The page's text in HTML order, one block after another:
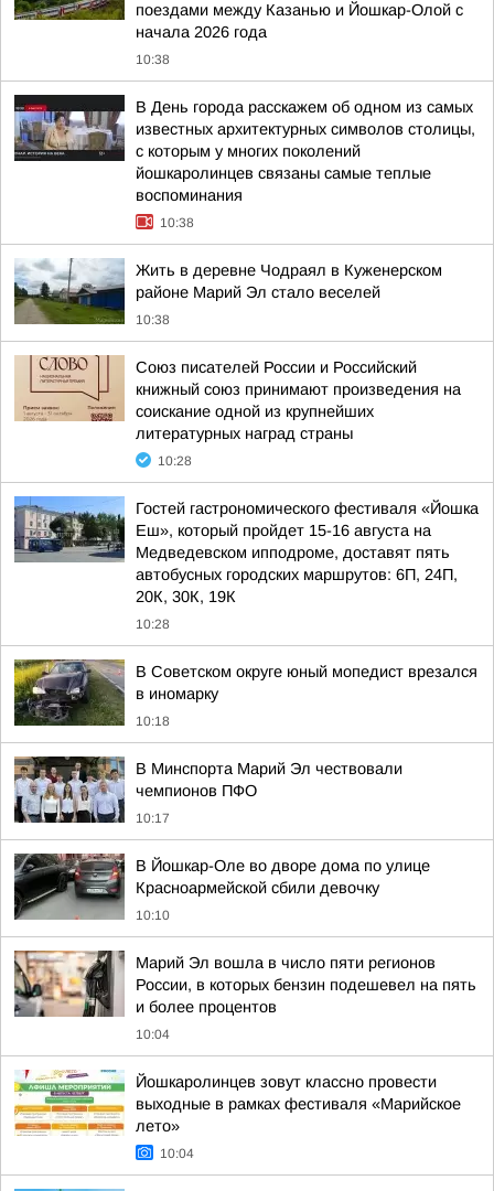
поездами между Казанью и Йошкар-Олой с
начала 2026 года
10:38
В День города расскажем об одном из самых
известных архитектурных символов столицы,
с которым у многих поколений
йошкаролинцев связаны самые теплые
воспоминания
10:38
Жить в деревне Чодраял в Куженерском
районе Марий Эл стало веселей
10:38
Союз писателей России и Российский
книжный союз принимают произведения на
соискание одной из крупнейших
литературных наград страны
10:28
Гостей гастрономического фестиваля «Йошка
Еш», который пройдет 15-16 августа на
Медведевском ипподроме, доставят пять
автобусных городских маршрутов: 6П, 24П,
20К, 30К, 19К
10:28
В Советском округе юный мопедист врезался
в иномарку
10:18
В Минспорта Марий Эл чествовали
чемпионов ПФО
10:17
В Йошкар-Оле во дворе дома по улице
Красноармейской сбили девочку
10:10
Марий Эл вошла в число пяти регионов
России, в которых бензин подешевел на пять
и более процентов
10:04
Йошкаролинцев зовут классно провести
выходные в рамках фестиваля «Марийское
лето»
10:04